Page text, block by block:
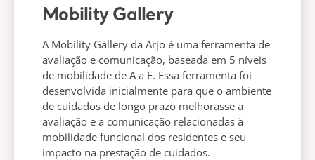
Mobility Gallery
A Mobility Gallery da Arjo é uma ferramenta de
avaliação e comunicação, baseada em 5 níveis
de mobilidade de A a E. Essa ferramenta foi
desenvolvida inicialmente para que o ambiente
de cuidados de longo prazo melhorasse a
avaliação e a comunicação relacionadas à
mobilidade funcional dos residentes e seu
impacto na prestação de cuidados.